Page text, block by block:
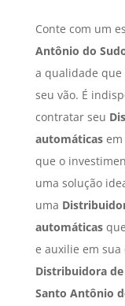
Conte com um
Antônio do
a qualidade
seu vão. É
contratar seu
automáticasem
que o
uma solução
uma
automáticas
e auxilie em sua
Distribuidora
Santo Antônio